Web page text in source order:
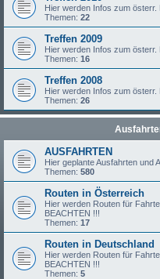
Hier werden Infos zum
Themen: 22
Treffen 2009
Hier werden Infos zum
Themen: 16
Treffen 2008
Hier werden Infos zum
Themen: 26
AUSFAHRTEN
Hier geplante Ausfahrten und
Themen: 580
Routen in Österreich
Hier werden Routen für
BEACHTEN !!!
Themen: 17
Routen in Deutschland
Hier werden Routen für
BEACHTEN !!!
Themen: 5